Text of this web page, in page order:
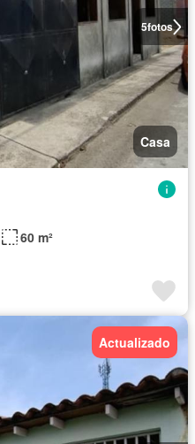
5fotos
Casa
60 m²
Actualizado